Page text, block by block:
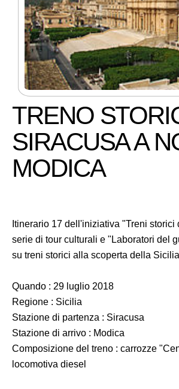
TRENO
SIRACUSA A
MODICA
Itinerario 17 dell'iniziativa "Treni storici
serie di tour culturali e "Laboratori del
su treni storici alla scoperta della
Quando : 29 luglio 2018
Regione : Sicilia
Stazione di partenza : Siracusa
Stazione di arrivo : Modica
Composizione del treno : carrozze
locomotiva diesel